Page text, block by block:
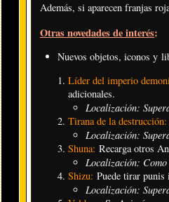
Además, si aparecen franjas
Otras novedades de interés:
Nuevos objetos, iconos y
Líder del imperio
adicionales.
Localización:
Tirana de la
Localización:
Shuna: Recarga otros
Localización:
Shizu: Puede tirar punis
Localización: